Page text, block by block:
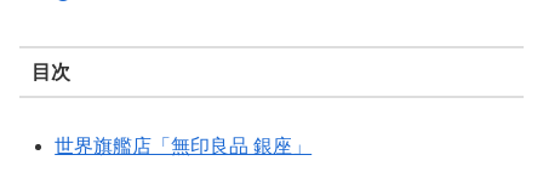
目次
世界旗艦店「無印良品 銀座」